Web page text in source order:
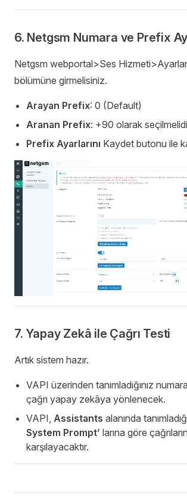
6. Netgsm Numara ve Prefix
Netgsm webportal>Ses
bölümüne girmelisiniz.
Arayan Prefix: 0 (Default)
Aranan Prefix: +90 olarak
Prefix Ayarlarını Kaydet butonu ile
7. Yapay Zekâ ile Çağrı Testi
Artık sistem hazır.
VAPI üzerinden tanımladığınız
çağrı yapay zekâya yönlenecek.
VAPI, Assistants alanında
System Prompt’ larına göre
karşılayacaktır.